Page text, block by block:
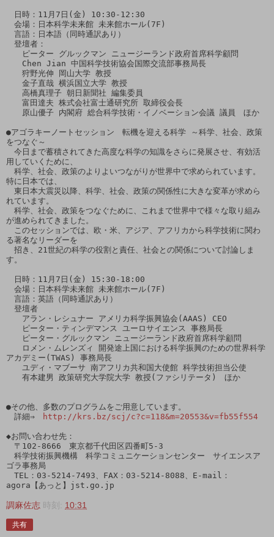
日時：11月7日(金) 10:30-12:30
会場：日本科学未来館 未来館ホール(7F)
言語：日本語（同時通訳あり）
登壇者：
ピーター グルックマン ニュージーランド政府首席科学顧問
Chen Jian 中国科学技術協会国際交流部事務局長
狩野光伸 岡山大学 教授
金子直哉 横浜国立大学 教授
高橋真理子 朝日新聞社 編集委員
富田達夫 株式会社富士通研究所 取締役会長
原山優子 内閣府 総合科学技術・イノベーション会議 議員　ほか
●アゴラキーノートセッション　転機を迎える科学 ～科学、社会、政策
をつなぐ～
今日まで蓄積されてきた高度な科学の知識をさらに発展させ、有効活
用していくために、
科学、社会、政策のよりよいつながりが世界中で求められています。
特に日本では、
東日本大震災以降、科学、社会、政策の関係性に大きな変革が求めら
れています。
科学、社会、政策をつなぐために、これまで世界中で様々な取り組み
が進められてきました。
このセッションでは、欧・米、アジア、アフリカから科学技術に関わ
る著名なリーダーを
招き、21世紀の科学の役割と責任、社会との関係について討論しま
す。
日時：11月7日(金) 15:30-18:00
会場：日本科学未来館 未来館ホール(7F)
言語：英語（同時通訳あり）
登壇者
アラン・レシュナー アメリカ科学振興協会(AAAS) CEO
ピーター・ティンデマンス ユーロサイエンス 事務局長
ピーター・グルックマン ニュージーランド政府首席科学顧問
ロメン・ムレンズィ 開発途上国における科学振興のための世界科学
アカデミー(TWAS) 事務局長
ユディ・マブーサ 南アフリカ共和国大使館 科学技術担当公使
有本建男 政策研究大学院大学 教授(ファシリテータ)　ほか
●その他、多数のプログラムをご用意しています。
詳細⇒
http://krs.bz/scj/c?c=118&m=20553&v=fb55f554
◆お問い合わせ先：
〒102-8666　東京都千代田区四番町5-3
科学技術振興機構　科学コミュニケーションセンター　サイエンスア
ゴラ事務局
TEL：03-5214-7493、FAX：03-5214-8088、E-mail：
調麻佐志 時刻: 10:31
共有